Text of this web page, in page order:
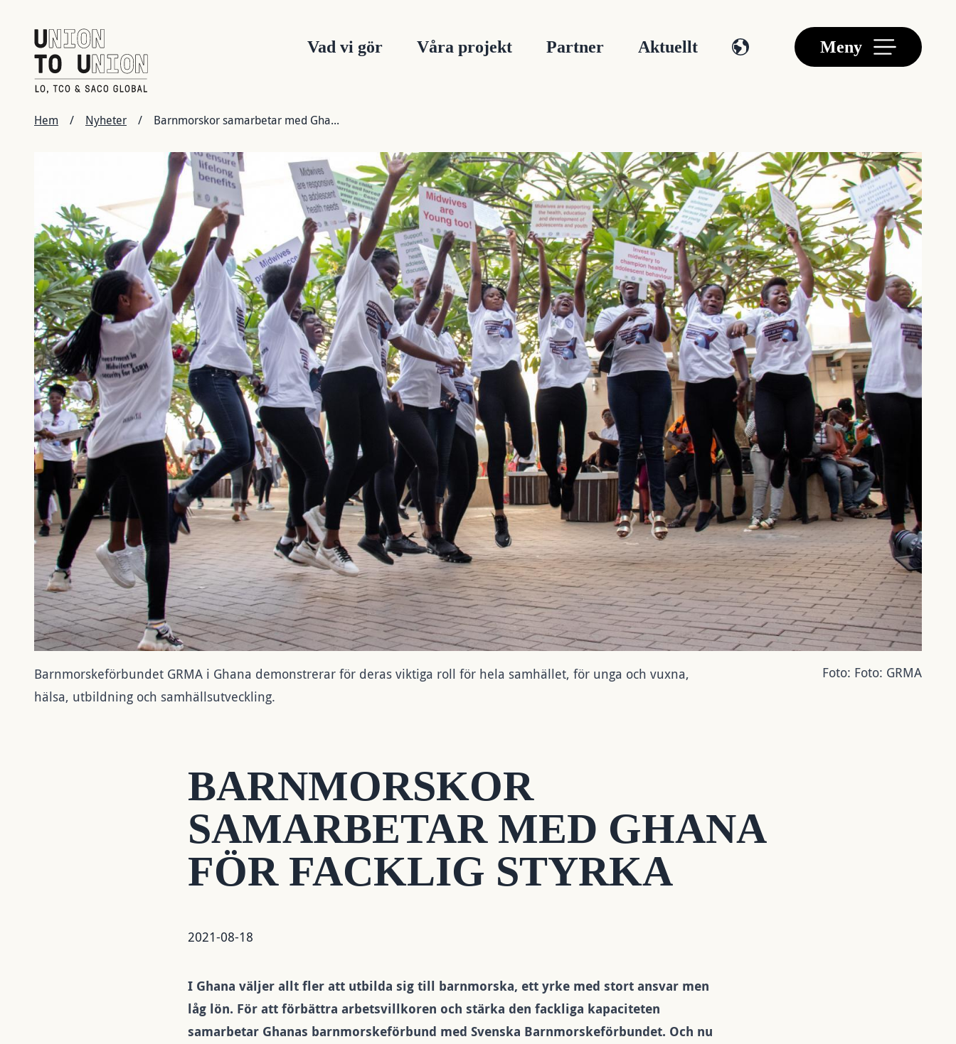
huvudinnehåll
Vad vi gör Våra projekt Partner Aktuellt Meny
LÄNKSTIG
Hem / Nyheter / Barnmorskor samarbetar med Gha...
Barnmorskeförbundet GRMA i Ghana demonstrerar för deras viktiga roll för hela samhället, för unga och vuxna,
hälsa, utbildning och samhällsutveckling.
Foto: Foto: GRMA
BARNMORSKOR
SAMARBETAR MED GHANA
FÖR FACKLIG STYRKA
2021-08-18
I Ghana väljer allt fler att utbilda sig till barnmorska, ett yrke med stort ansvar men
låg lön. För att förbättra arbetsvillkoren och stärka den fackliga kapaciteten
samarbetar Ghanas barnmorskeförbund med Svenska Barnmorskeförbundet. Och nu